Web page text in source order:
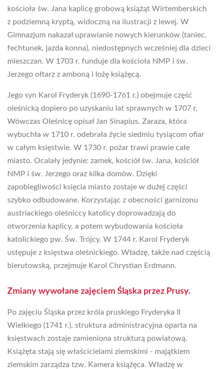
kościoła św. Jana kaplicę grobową książąt Wirtemberskich
z podziemną kryptą, widoczną na ilustracji z lewej. W
Gimnazjum nakazał uprawianie nowych kierunków (taniec,
fechtunek, jazda konna), niedostępnych wcześniej dla dzieci
mieszczan. W 1703 r. funduje dla kościoła NMP i św.
Jerzego ołtarz z amboną i lożę książęcą.
Jego syn Karol Fryderyk (1690-1761 r.) obejmuje część
oleśnicką dopiero po uzyskaniu lat sprawnych w 1707 r.
Wówczas Oleśnicę opisał Jan Sinapius. Zaraza, która
wybuchła w 1710 r. odebrała życie siedmiu tysiącom ofiar
w całym księstwie. W 1730 r. pożar trawi prawie całe
miasto. Ocalały jedynie: zamek, kościół św. Jana, kościół
NMP i św. Jerzego oraz kilka domów. Dzięki
zapobiegliwości księcia miasto zostaje w dużej części
szybko odbudowane. Korzystając z obecności garnizonu
austriackiego oleśniccy katolicy doprowadzają do
otworzenia kaplicy, a potem wybudowania kościoła
katolickiego pw. Św. Trójcy. W 1744 r. Karol Fryderyk
ustępuje z księstwa oleśnickiego. Władzę, także nad częścią
bierutowską, przejmuje Karol Chrystian Erdmann.
Zmiany wywołane zajęciem Śląska przez Prusy.
Po zajęciu Śląska przez króla pruskiego Fryderyka II
Wielkiego (1741 r.), struktura administracyjna oparta na
księstwach zostaje zamieniona strukturą powiatową.
Książęta stają się właścicielami ziemskimi - majątkiem
ziemskim zarządza tzw. Kamera książęca. Władzę w